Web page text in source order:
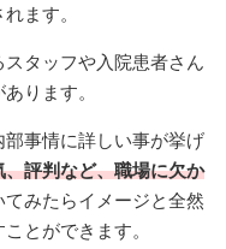
ます。
タッフや入院患者さん
ります。
事情に詳しい事が挙げ
評判など、職場に欠か
てみたらイメージと全然
とができます。